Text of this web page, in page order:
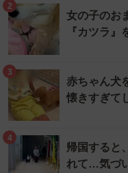
2
女の子のお
『カツラ
3
赤ちゃん犬
懐きすぎ
4
帰国すると
れて…気づ